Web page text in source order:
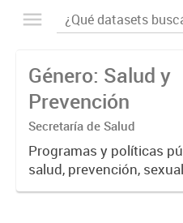
Género: Salud y
Prevención
Secretaría de Salud
Programas y políticas
salud, prevención,
reproductivas.